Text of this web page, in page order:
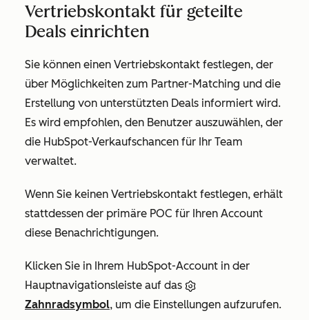
Vertriebskontakt für geteilte
Deals einrichten
Sie können einen Vertriebskontakt festlegen, der
über Möglichkeiten zum Partner-Matching und die
Erstellung von unterstützten Deals informiert wird.
Es wird empfohlen, den Benutzer auszuwählen, der
die HubSpot-Verkaufschancen für Ihr Team
verwaltet.
Wenn Sie keinen Vertriebskontakt festlegen, erhält
stattdessen der primäre POC für Ihren Account
diese Benachrichtigungen.
Klicken Sie in Ihrem HubSpot-Account in der
Hauptnavigationsleiste auf das
Zahnradsymbol, um die Einstellungen aufzurufen.